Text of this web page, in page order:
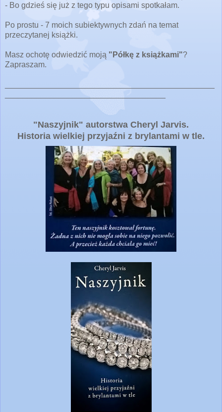
- Bo gdzieś się już z tego typu opisami spotkałam.
Po prostu - 7 moich subiektywnych zdań na temat
przeczytanej książki.
Masz ochotę odwiedzić moją "Półkę z książkami"?
Zapraszam.
"Naszyjnik" autorstwa Cheryl Jarvis.
Historia wielkiej przyjaźni z brylantami w tle.